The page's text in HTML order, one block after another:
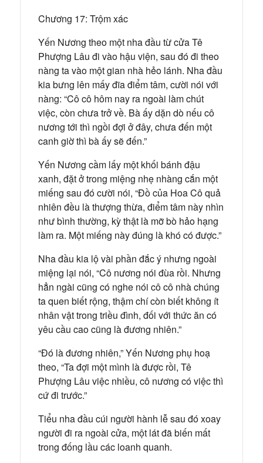
Chương 17: Trộm xác
Yến Nương theo một nha đầu từ cửa Tê
Phượng Lâu đi vào hậu viện, sau đó đi theo
nàng ta vào một gian nhà hẻo lánh. Nha đầu
kia bưng lên mấy đĩa điểm tâm, cười nói với
nàng: “Cô cô hôm nay ra ngoài làm chút
việc, còn chưa trở về. Bà ấy dặn dò nếu cô
nương tới thì ngồi đợi ở đây, chưa đến một
canh giờ thì bà ấy sẽ đến.”
Yến Nương cầm lấy một khối bánh đậu
xanh, đặt ở trong miệng nhẹ nhàng cắn một
miếng sau đó cười nói, “Đồ của Hoa Cô quả
nhiên đều là thượng thừa, điểm tâm này nhìn
như bình thường, kỳ thật là mỡ bò hảo hạng
làm ra. Một miếng này đúng là khó có được.”
Nha đầu kia lộ vài phần đắc ý nhưng ngoài
miệng lại nói, “Cô nương nói đùa rồi. Nhưng
hẳn ngài cũng có nghe nói cô cô nhà chúng
ta quen biết rộng, thậm chí còn biết không ít
nhân vật trong triều đình, đối với thức ăn có
yêu cầu cao cũng là đương nhiên.”
“Đó là đương nhiên,” Yến Nương phụ hoạ
theo, “Ta đợi một mình là được rồi, Tê
Phượng Lâu việc nhiều, cô nương có việc thì
cứ đi trước.”
Tiểu nha đầu cúi người hành lễ sau đó xoay
người đi ra ngoài cửa, một lát đã biến mất
trong đống lầu các loanh quanh.